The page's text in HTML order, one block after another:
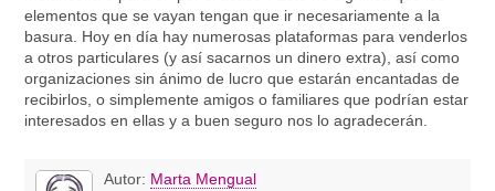
elementos que se vayan tengan que ir necesariamente a la
basura. Hoy en día hay numerosas plataformas para venderlos
a otros particulares (y así sacarnos un dinero extra), así como
organizaciones sin ánimo de lucro que estarán encantadas de
recibirlos, o simplemente amigos o familiares que podrían estar
interesados en ellas y a buen seguro nos lo agradecerán.
Autor: Marta Mengual